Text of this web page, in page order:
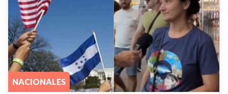
NACIONALES